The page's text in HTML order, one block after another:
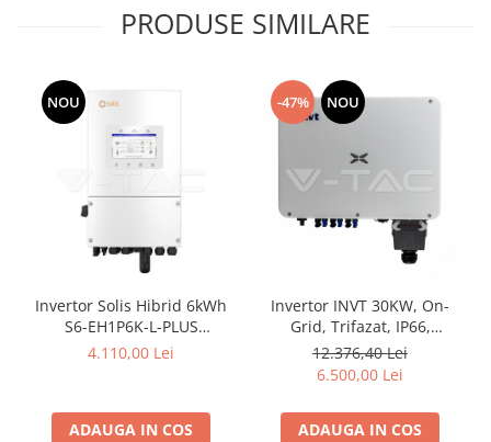
PRODUSE SIMILARE
NOU
Invertor Solis Hibrid 6kWh
S6-EH1P6K-L-PLUS
Monofazat
4.110,00 Lei
ADAUGA IN COS
-47% NOU
Invertor INVT 30KW, On-
Grid, Trifazat, IP66,
Garantie 10 ani
12.376,40 Lei
6.500,00 Lei
ADAUGA IN COS